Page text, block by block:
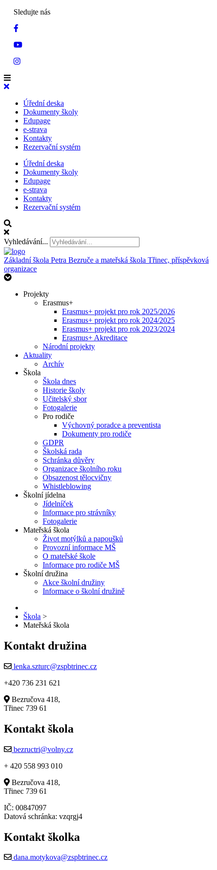
Sledujte nás
Úřední deska
Dokumenty školy
Edupage
e-strava
Kontakty
Rezervační systém
Úřední deska
Dokumenty školy
Edupage
e-strava
Kontakty
Rezervační systém
Vyhledávání...
Základní škola Petra Bezruče a mateřská škola Třinec, příspěvková
organizace
Projekty
Erasmus+
Erasmus+ projekt pro rok 2025/2026
Erasmus+ projekt pro rok 2024/2025
Erasmus+ projekt pro rok 2023/2024
Erasmus+ Akreditace
Národní projekty
Aktuality
Archív
Škola
Škola dnes
Historie školy
Učitelský sbor
Fotogalerie
Pro rodiče
Výchovný poradce a preventista
Dokumenty pro rodiče
GDPR
Školská rada
Schránka důvěry
Organizace školního roku
Obsazenost tělocvičny
Whistleblowing
Školní jídelna
Jídelníček
Informace pro strávníky
Fotogalerie
Mateřská škola
Život motýlků a papoušků
Provozní informace MŠ
O mateřské škole
Informace pro rodiče MŠ
Školní družina
Akce školní družiny
Informace o školní družině
Škola >
Mateřská škola
Kontakt družina
lenka.szturc@zspbtrinec.cz
+420 736 231 621
Bezručova 418,
Třinec 739 61
Kontakt škola
bezructri@volny.cz
+ 420 558 993 010
Bezručova 418,
Třinec 739 61
IČ: 00847097
Datová schránka: vzqrgj4
Kontakt školka
dana.motykova@zspbtrinec.cz